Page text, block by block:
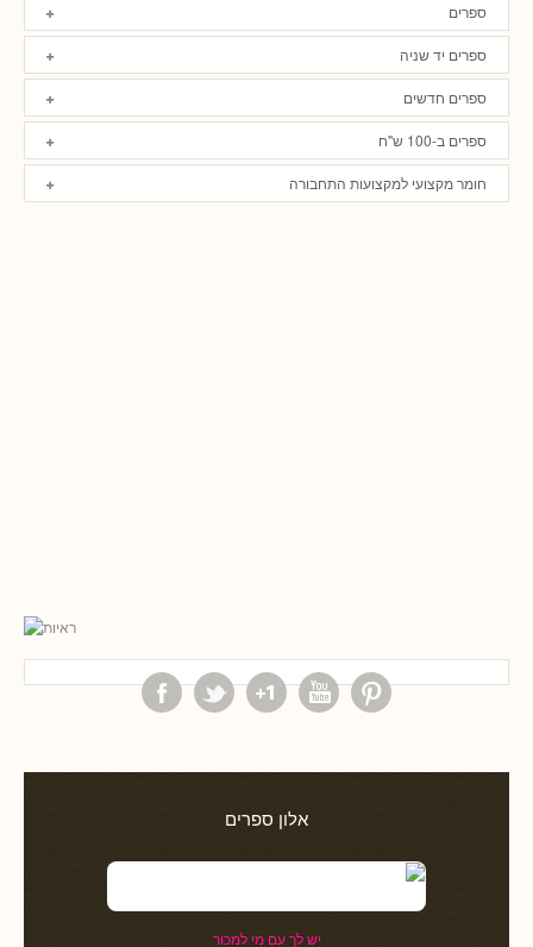
ספרים
ספרים יד שניה
ספרים חדשים
ספרים ב-100 ש"ח
חומר מקצועי למקצועות התחבורה
אלון ספרים
יש לך עם מי למכור